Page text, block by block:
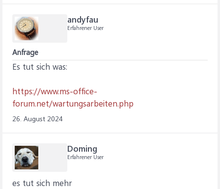
andyfau
Erfahrener User
Anfrage
Es tut sich was:
https://www.ms-office-
forum.net/wartungsarbeiten.php
26. August 2024
Doming
Erfahrener User
es tut sich mehr